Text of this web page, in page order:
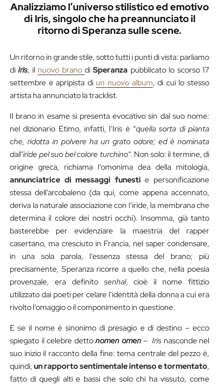
Analizziamo l’universo stilistico ed emotivo
di Iris, singolo che ha preannunciato il
ritorno di Speranza sulle scene.
Un ritorno in grande stile, sotto tutti i punti di vista: parliamo
diIris, il nuovo branodiSperanza pubblicato lo scorso 17
settembre e apripista di un nuovo album, di cui lo stesso
artista ha annunciato la tracklist.
Il brano in esame si presenta evocativo sin dal suo nome:
nel dizionario Etimo, infatti, l’Iris è “quella sorta di pianta
che, ridotta in polvere ha un grato odore; ed è nominata
dall’iride pel suo bel colore turchino“. Non solo: il termine, di
origine greca, richiama l’omonima dea della mitologia,
annunciatrice di messaggi funestie personificazione
stessa dell’arcobaleno (da qui, come appena accennato,
deriva la naturale associazione con l’iride, la membrana che
determina il colore dei nostri occhi). Insomma, già tanto
basterebbe per evidenziare la maestria del rapper
casertano, ma cresciuto in Francia, nel saper condensare,
in una sola parola, l’essenza stessa del brano; più
precisamente, Speranza ricorre a quello che, nella poesia
provenzale, era definito senhal, cioè il nome fittizio
utilizzato dai poeti per celare l’identità della donna a cui era
rivolto l’omaggio o il componimento in questione.
E se il nome è sinonimo di presagio e di destino – ecco
spiegato il celebre dettonomen omen– Iris nasconde nel
suo inizio il racconto della fine: tema centrale del pezzo è,
quindi,un rapporto sentimentale intenso e tormentato,
fatto di quegli alti e bassi che solo chi ha vissuto, come